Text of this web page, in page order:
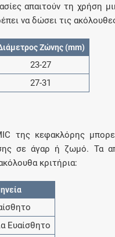
απαιτούν τη χρήση
να δώσει τις
Ζώνης (mm)
23-27
27-31
της κεφακλόρης
σε άγαρ ή ζωμό. Τα
κριτήρια:
Ευαίσθητο